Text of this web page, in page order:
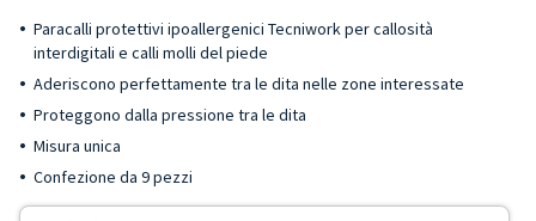
Paracalli protettivi ipoallergenici Tecniwork per callosità
interdigitali e calli molli del piede
Aderiscono perfettamente tra le dita nelle zone interessate
Proteggono dalla pressione tra le dita
Misura unica
Confezione da 9 pezzi